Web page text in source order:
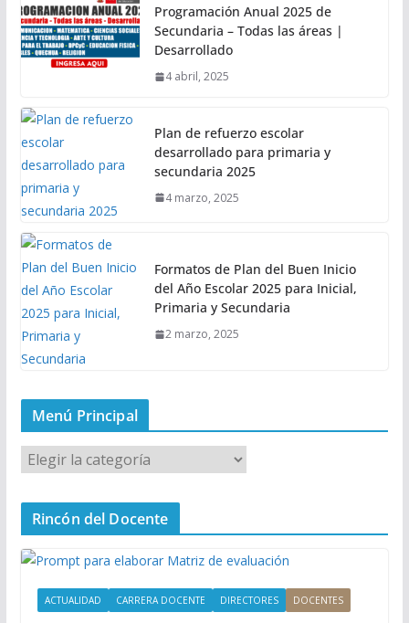
Programación Anual 2025 de
Secundaria – Todas las áreas |
Desarrollado
4 abril, 2025
Plan de refuerzo escolar
desarrollado para primaria y
secundaria 2025
4 marzo, 2025
Formatos de Plan del Buen Inicio
del Año Escolar 2025 para Inicial,
Primaria y Secundaria
2 marzo, 2025
Menú Principal
M
n
P
Rincón del Docente
ACTUALIDAD CARRERA DOCENTE DIRECTORES DOCENTES